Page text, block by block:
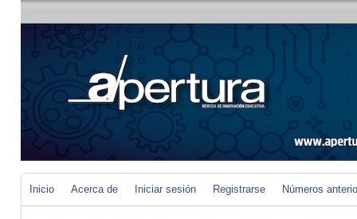
Inicio Acerca de Iniciar sesión Registrarse Números